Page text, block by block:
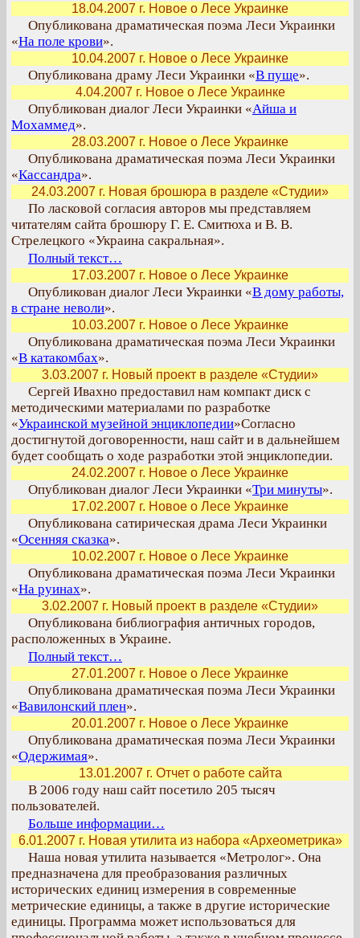
18.04.2007 г. Новое о Лесе Украинке
Опубликована драматическая поэма Леси Украинки
«На поле крови».
10.04.2007 г. Новое о Лесе Украинке
Опубликована драму Леси Украинки «В пуще».
4.04.2007 г. Новое о Лесе Украинке
Опубликован диалог Леси Украинки «Айша и
Мохаммед».
28.03.2007 г. Новое о Лесе Украинке
Опубликована драматическая поэма Леси Украинки
«Кассандра».
24.03.2007 г. Новая брошюра в разделе «Студии»
По ласковой согласия авторов мы представляем
читателям сайта брошюру Г. Е. Смитюха и В. В.
Стрелецкого «Украина сакральная».
Полный текст…
17.03.2007 г. Новое о Лесе Украинке
Опубликован диалог Леси Украинки «В дому работы,
в стране неволи».
10.03.2007 г. Новое о Лесе Украинке
Опубликована драматическая поэма Леси Украинки
«В катакомбах».
3.03.2007 г. Новый проект в разделе «Студии»
Сергей Ивахно предоставил нам компакт диск с
методическими материалами по разработке
«Украинской музейной энциклопедии»Согласно
достигнутой договоренности, наш сайт и в дальнейшем
будет сообщать о ходе разработки этой энциклопедии.
24.02.2007 г. Новое о Лесе Украинке
Опубликован диалог Леси Украинки «Три минуты».
17.02.2007 г. Новое о Лесе Украинке
Опубликована сатирическая драма Леси Украинки
«Осенняя сказка».
10.02.2007 г. Новое о Лесе Украинке
Опубликована драматическая поэма Леси Украинки
«На руинах».
3.02.2007 г. Новый проект в разделе «Студии»
Опубликована библиография античных городов,
расположенных в Украине.
Полный текст…
27.01.2007 г. Новое о Лесе Украинке
Опубликована драматическая поэма Леси Украинки
«Вавилонский плен».
20.01.2007 г. Новое о Лесе Украинке
Опубликована драматическая поэма Леси Украинки
«Одержимая».
13.01.2007 г. Отчет о работе сайта
В 2006 году наш сайт посетило 205 тысяч
пользователей.
Больше информации…
6.01.2007 г. Новая утилита из набора «Археометрика»
Наша новая утилита называется «Метролог». Она
предназначена для преобразования различных
исторических единиц измерения в современные
метрические единицы, а также в другие исторические
единицы. Программа может использоваться для